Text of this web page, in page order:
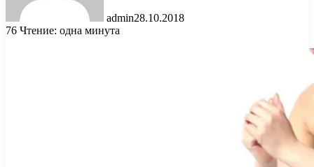
admin28.10.2018
76 Чтение: одна минута